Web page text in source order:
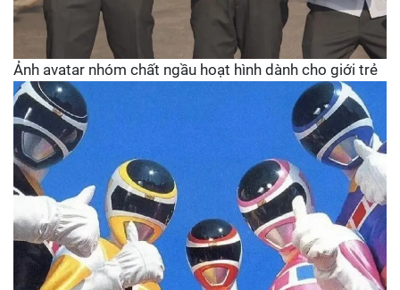
Ảnh avatar nhóm chất ngầu hoạt hình dành cho giới trẻ